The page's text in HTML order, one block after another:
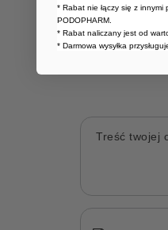
Treść twojej
* Rabat nie łączy się z
PODOPHARM.
* Rabat naliczany jest od
* Darmowa wysyłka